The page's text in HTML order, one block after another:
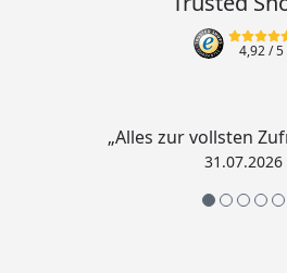
4,92/ 5
„Alles zur vollsten
31.07.2026